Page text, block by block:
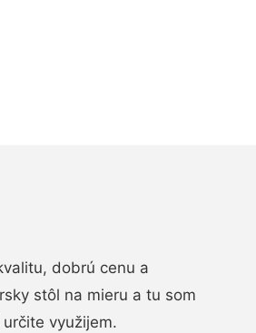
dobrú cenu a
stôl na mieru a tu som
využijem.